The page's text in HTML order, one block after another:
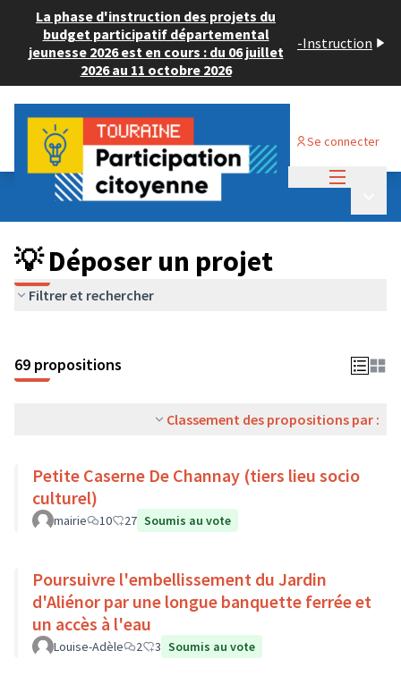
La phase d'instruction des projets du
budget participatif départemental
jeunesse 2026 est en cours : du 06 juillet
2026 au 11 octobre 2026
-Instruction
Se connecter
Budget Participatif ADULTE 2024
💡 Déposer un projet
💡 Déposer un projet
Filtrer et rechercher
69 propositions
Classement des propositions par :
Petite Caserne De Channay (tiers lieu socio
culturel)
mairie 10 27 Soumis au vote
Poursuivre l'embellissement du Jardin
d'Aliénor par une longue banquette ferrée et
un accès à l'eau
Louise-Adèle 2 3 Soumis au vote